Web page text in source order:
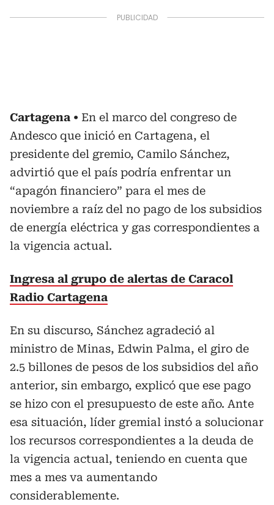
Cartagena
En el marco del congreso de
Andesco que inició en Cartagena, el
presidente del gremio, Camilo Sánchez,
advirtió que el país podría enfrentar un
“apagón financiero” para el mes de
noviembre a raíz del no pago de los subsidios
de energía eléctrica y gas correspondientes a
la vigencia actual.
Ingresa al grupo de alertas de Caracol
Radio Cartagena
En su discurso, Sánchez agradeció al
ministro de Minas, Edwin Palma, el giro de
2.5 billones de pesos de los subsidios del año
anterior, sin embargo, explicó que ese pago
se hizo con el presupuesto de este año. Ante
esa situación, líder gremial instó a solucionar
los recursos correspondientes a la deuda de
la vigencia actual, teniendo en cuenta que
mes a mes va aumentando
considerablemente.